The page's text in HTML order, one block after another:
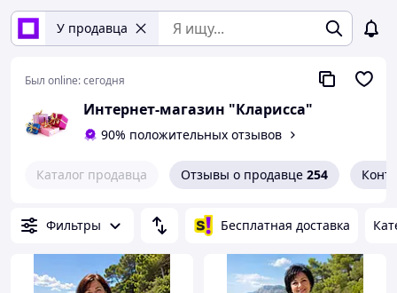
У продавца
Был online:сегодня
Интернет-магазин "Кларисса"
90% положительных отзывов
Каталог продавца Отзывы о продавце 254
Фильтры Бесплатная доставка